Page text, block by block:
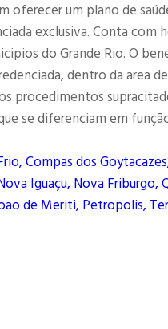
oferecer um plano de
exclusiva. Conta com
do Grande Rio. O
dentro da area
procedimentos
se diferenciam em
Compas dos
Iguaçu, Nova Friburgo,
de Meriti, Petropolis,